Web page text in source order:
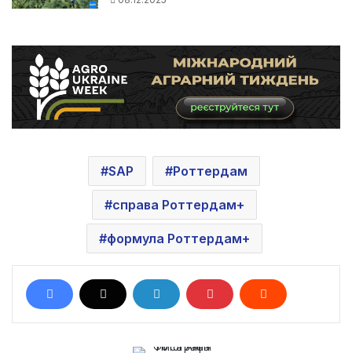
SAP Роттердам
справа Роттердам+
формула Роттердам+